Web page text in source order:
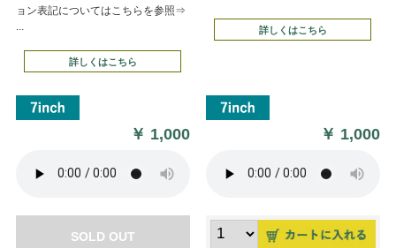
ョン表記についてはこちらを参照⇒
...
詳しくはこちら
￥ 1,000
SOLD OUT
詳しくはこちら
￥ 1,000